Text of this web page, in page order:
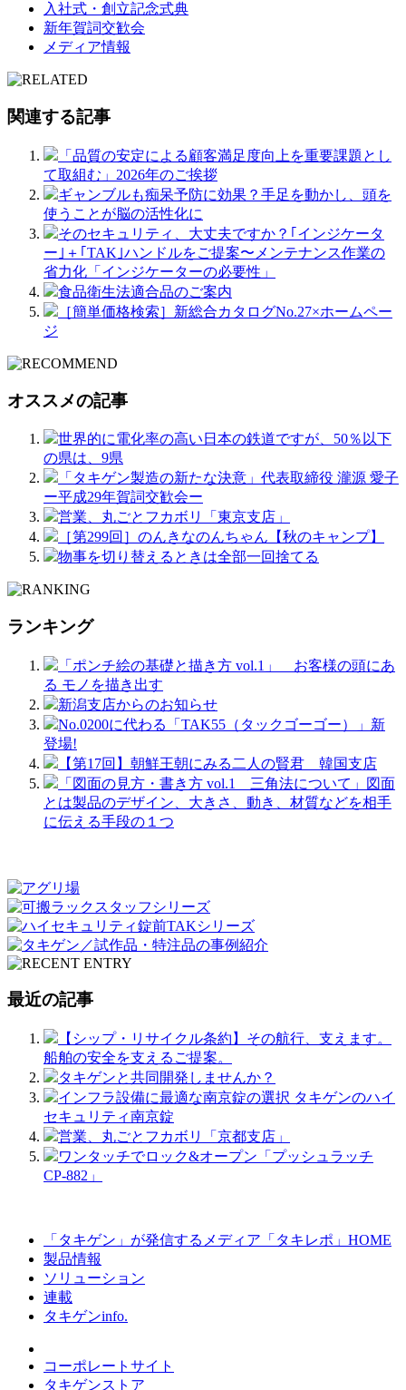
入社式・創立記念式典
新年賀詞交歓会
メディア情報
関連する記事
「品質の安定による顧客満足度向上を重要課題とし
て取組む」2026年のご挨拶
ギャンブルも痴呆予防に効果？手足を動かし、頭を
使うことが脳の活性化に
そのセキュリティ、大丈夫ですか？｢インジケータ
ー｣＋｢TAK｣ハンドルをご提案〜メンテナンス作業の
省力化「インジケーターの必要性」
食品衛生法適合品のご案内
［簡単価格検索］新総合カタログNo.27×ホームペー
ジ
オススメの記事
世界的に電化率の高い日本の鉄道ですが、50％以下
の県は、9県
「タキゲン製造の新たな決意」代表取締役 瀧源 愛子
ー平成29年賀詞交歓会ー
営業、丸ごとフカボリ「東京支店」
［第299回］のんきなのんちゃん【秋のキャンプ】
物事を切り替えるときは全部一回捨てる
ランキング
「ポンチ絵の基礎と描き方 vol.1」 お客様の頭にあ
る モノを描き出す
新潟支店からのお知らせ
No.0200に代わる「TAK55（タックゴーゴー）」新
登場!
【第17回】朝鮮王朝にみる二人の賢君 韓国支店
「図面の見方・書き方 vol.1 三角法について」図面
とは製品のデザイン、大きさ、動き、材質などを相手
に伝える手段の１つ
最近の記事
【シップ・リサイクル条約】その航行、支えます。
船舶の安全を支えるご提案。
タキゲンと共同開発しませんか？
インフラ設備に最適な南京錠の選択 タキゲンのハイ
セキュリティ南京錠
営業、丸ごとフカボリ「京都支店」
ワンタッチでロック&オープン「プッシュラッチ
CP-882」
「タキゲン」が発信するメディア「タキレポ」HOME
製品情報
ソリューション
連載
タキゲンinfo.
コーポレートサイト
タキゲンストア